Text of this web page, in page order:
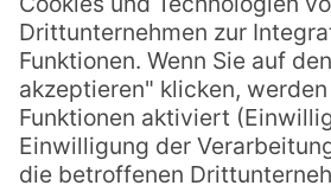
13 Wochen Urlaub – Perfekt
von Frau Birgit Böhm; Pacific
November 2025 – Ein
beginnt. Los ging es ab
Singapore Airlines nach
Böhm buchte mir einen